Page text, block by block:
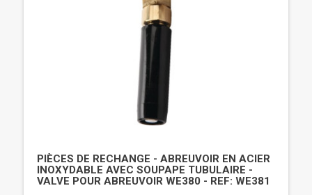
PIÈCES DE RECHANGE - ABREUVOIR EN ACIER
INOXYDABLE AVEC SOUPAPE TUBULAIRE -
VALVE POUR ABREUVOIR WE380 - REF: WE381